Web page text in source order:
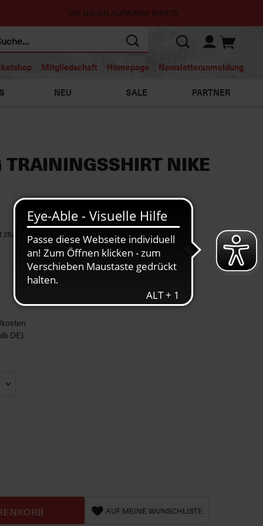
DIE NEUEN AUFWÄRM SHIRTS
Mitgliedschaft Homepage Newsletteranmeldung
NEU SALE PARTNER
TRAININGSSHIRT NIKE
26
DE)
AUF MEINE WUNSCHLISTE